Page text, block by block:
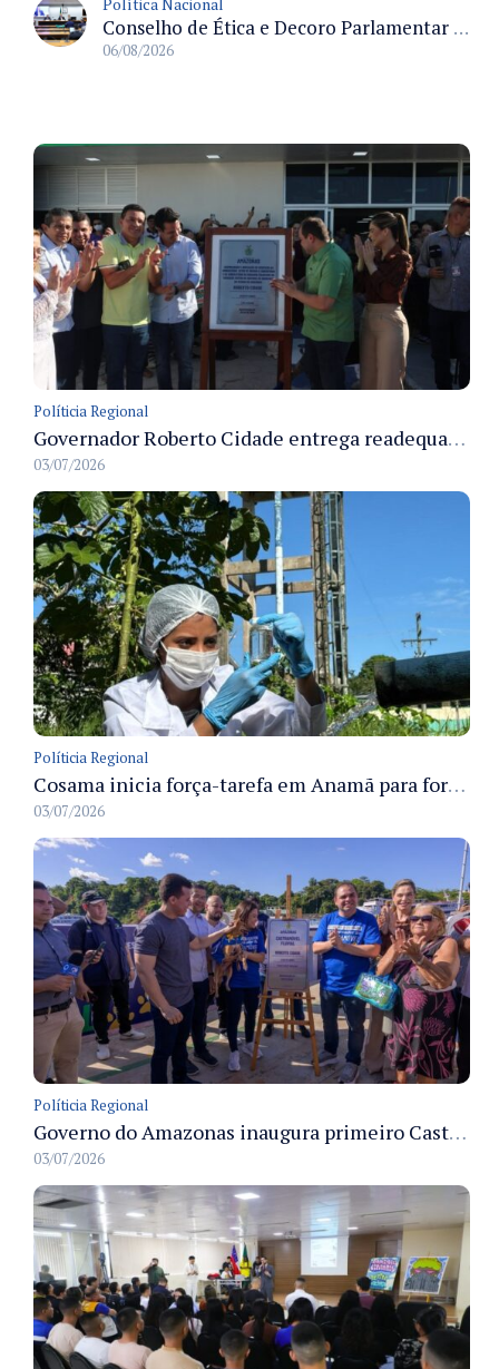
Conselho de Ética e Decoro Parlamentar analisa representações e oitivas agendadas para terça (11)
06/08/2026
Políticia Regional
Governador Roberto Cidade entrega readequação do ambulatório da FCecon e amplia capacidade de atendimento oncológico em Manaus
03/07/2026
Políticia Regional
Cosama inicia força-tarefa em Anamã para fortalecer abastecimento de água e segurança hídrica da população
03/07/2026
Políticia Regional
Governo do Amazonas inaugura primeiro Castramóvel Fluvial para atendimento veterinário às comunidades ribeirinhas e castração gratuita
03/07/2026